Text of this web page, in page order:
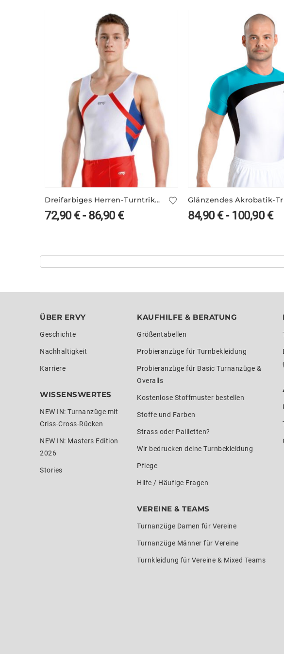
Dreifarbiges Herren-Turntrikot BRIAN/3 mit glänzenden Einsätzen
72,90€-86,90€ 84,90€- 100,90€
ÜBER ERVY
Geschichte
Nachhaltigkeit
Karriere
WISSENSWERTES
NEW IN: Turnanzüge mit
Criss-Cross-Rücken
NEW IN: Masters Edition
2026
Stories
KAUFHILFE & BERATUNG
Größentabellen
Probieranzüge für Turnbekleidung
Probieranzüge für Basic Turnanzüge &
Overalls
Kostenlose Stoffmuster bestellen
Stoffe und Farben
Strass oder Pailletten?
Wir bedrucken deine Turnbekleidung
Pflege
Hilfe / Häufige Fragen
VEREINE & TEAMS
Turnanzüge Damen für Vereine
Turnanzüge Männer für Vereine
Turnkleidung für Vereine & Mixed Teams